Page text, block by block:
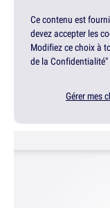
Ce contenu est
devez accepter les
Modifiez ce choix à
de la
Gérer mes